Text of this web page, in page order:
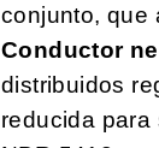
conjunto, que
Conductor
distribuidos
reducida para